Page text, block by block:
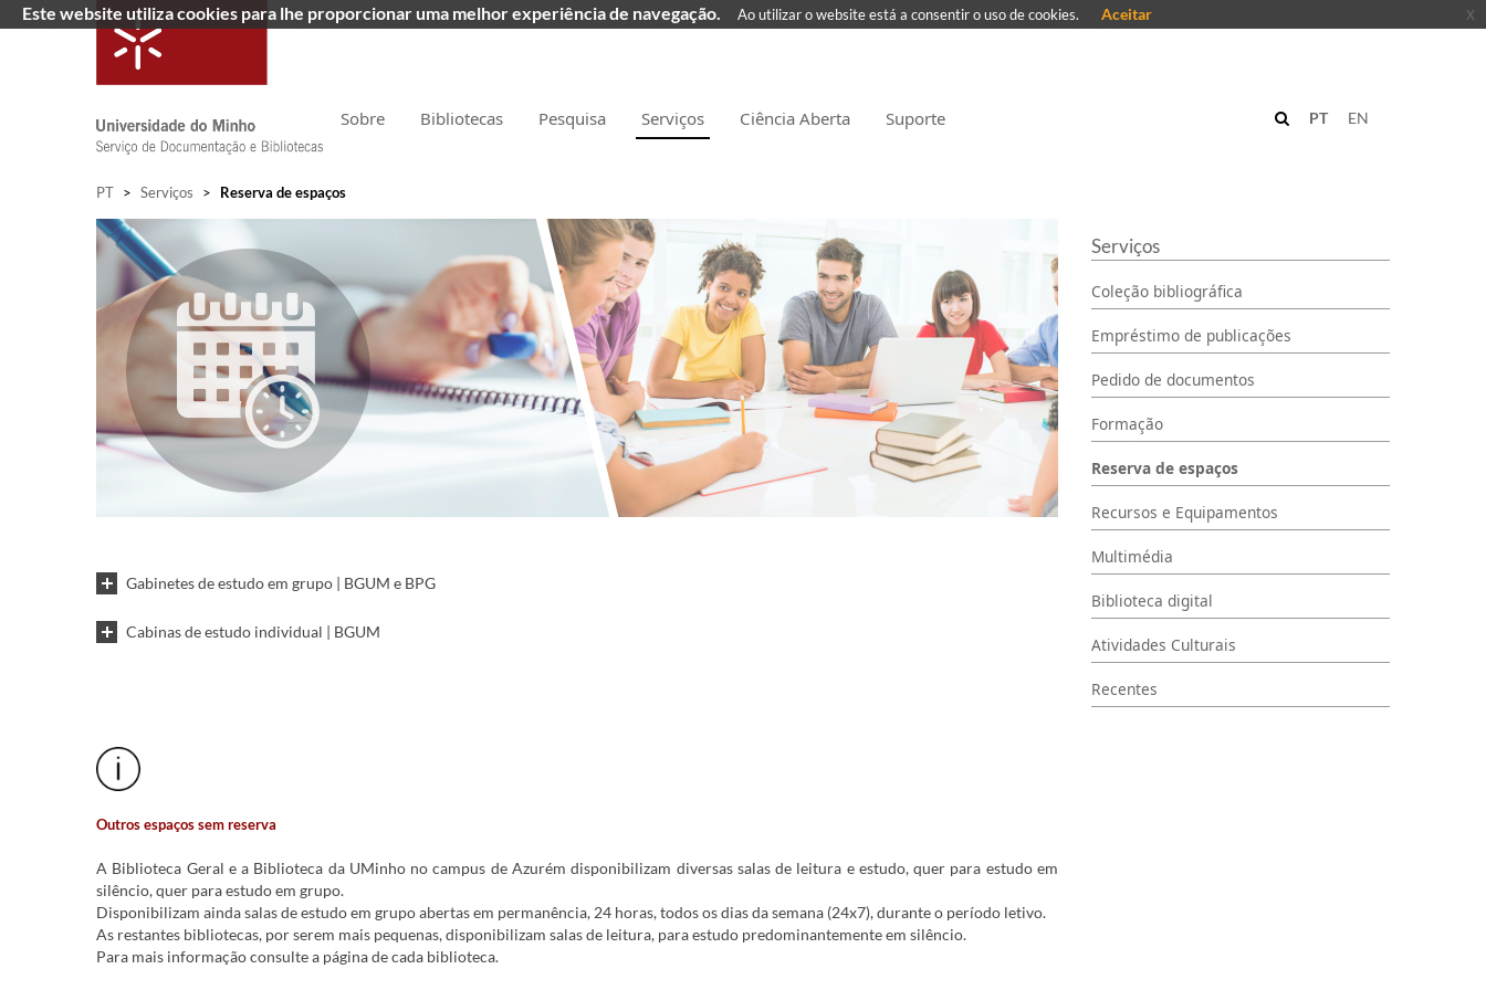
Sobre Bibliotecas Pesquisa Serviços Ciência Aberta Suporte EN
PT
PT > Serviços > Reserva de espaços
Gabinetes de estudo em grupo | BGUM e BPG
Cabinas de estudo individual | BGUM
Outros espaços sem reserva
A Biblioteca Geral e a Biblioteca da UMinho no campus de Azurém disponibilizam diversas salas de leitura e estudo, quer para estudo em
silêncio, quer para estudo em grupo.
Disponibilizam ainda salas de estudo em grupo abertas em permanência, 24 horas, todos os dias da semana (24x7), durante o período letivo.
As restantes bibliotecas, por serem mais pequenas, disponibilizam salas de leitura, para estudo predominantemente em silêncio.
Para mais informação consulte a página de cada biblioteca.
Serviços
Coleção bibliográfica
Empréstimo de publicações
Pedido de documentos
Formação
Reserva de espaços
Recursos e Equipamentos
Multimédia
Biblioteca digital
Atividades Culturais
Recentes
Este website utiliza cookies para lhe proporcionar uma melhor experiência de navegação. Ao utilizar o website está a consentir o uso de cookies. Aceitar x